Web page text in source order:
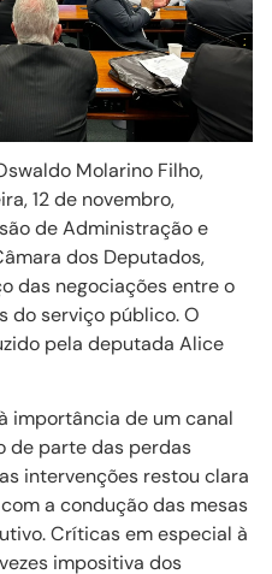
Molarino Filho,
12 de novembro,
de Administração e
dos Deputados,
das negociações entre o
do serviço público. O
pela deputada Alice
importância de um canal
de parte das perdas
intervenções restou clara
a condução das mesas
Críticas em especial à
impositiva dos